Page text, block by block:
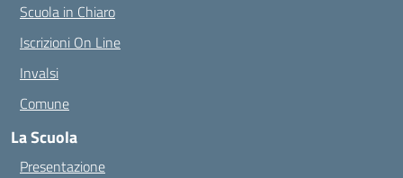
Scuola in Chiaro
Iscrizioni On Line
Invalsi
Comune
La Scuola
Presentazione